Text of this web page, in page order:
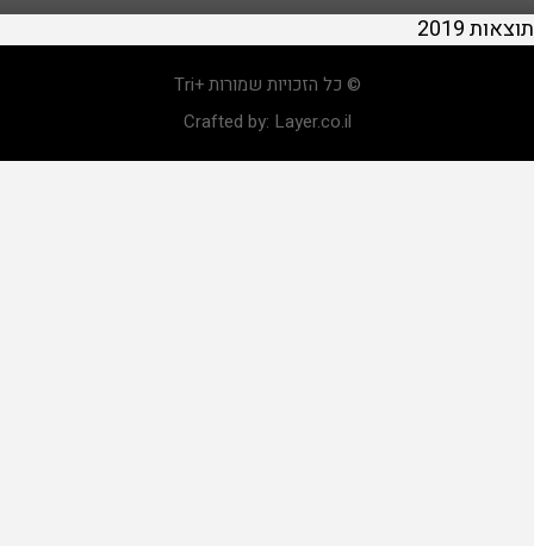
תוצאות 2019
© כל הזכויות שמורות +Tri
Crafted by: Layer.co.il